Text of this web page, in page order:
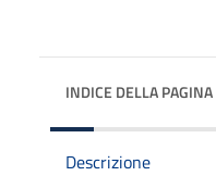
INDICE DELLA PAGINA
Descrizione